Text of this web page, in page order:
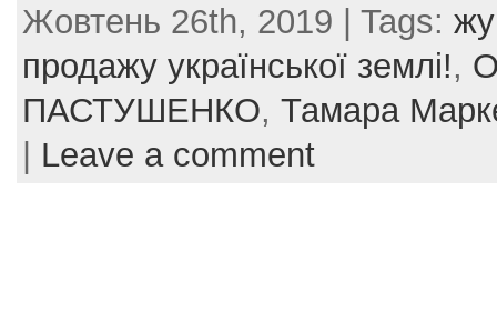
c
e
b
o
itt
er
er
e
st
ai
l
ar
e
Жовтень 26th, 2019 | Tags:
продажу української землі!,
ПАСТУШЕНКО, Тамара
Leave a comment